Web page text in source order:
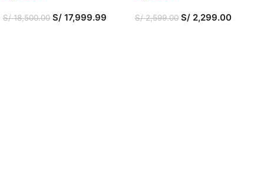
S/18,500.00 S/ 17,999.99 S/2,599.00 S/ 2,299.00